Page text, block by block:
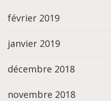
février 2019
janvier 2019
décembre 2018
novembre 2018